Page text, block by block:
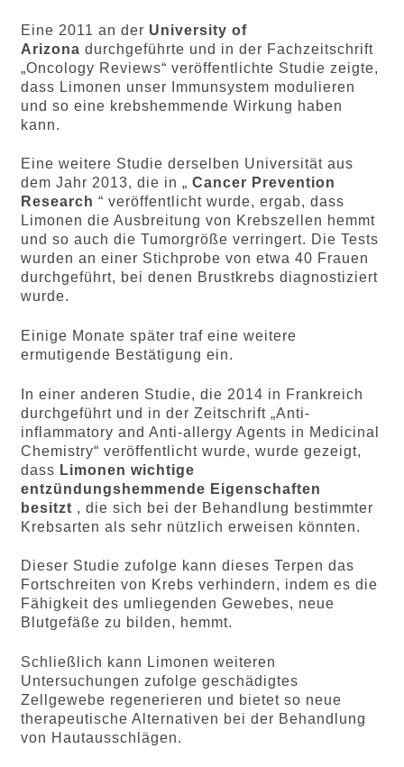
Eine 2011 an der University of
Arizona durchgeführte und in der Fachzeitschrift
„Oncology Reviews“ veröffentlichte Studie zeigte,
dass Limonen unser Immunsystem modulieren
und so eine krebshemmende Wirkung haben
kann.
Eine weitere Studie derselben Universität aus
dem Jahr 2013, die in „ Cancer Prevention
Research “ veröffentlicht wurde, ergab, dass
Limonen die Ausbreitung von Krebszellen hemmt
und so auch die Tumorgröße verringert. Die Tests
wurden an einer Stichprobe von etwa 40 Frauen
durchgeführt, bei denen Brustkrebs diagnostiziert
wurde.
Einige Monate später traf eine weitere
ermutigende Bestätigung ein.
In einer anderen Studie, die 2014 in Frankreich
durchgeführt und in der Zeitschrift „Anti-
inflammatory and Anti-allergy Agents in Medicinal
Chemistry“ veröffentlicht wurde, wurde gezeigt,
dass Limonen wichtige
entzündungshemmende Eigenschaften
besitzt , die sich bei der Behandlung bestimmter
Krebsarten als sehr nützlich erweisen könnten.
Dieser Studie zufolge kann dieses Terpen das
Fortschreiten von Krebs verhindern, indem es die
Fähigkeit des umliegenden Gewebes, neue
Blutgefäße zu bilden, hemmt.
Schließlich kann Limonen weiteren
Untersuchungen zufolge geschädigtes
Zellgewebe regenerieren und bietet so neue
therapeutische Alternativen bei der Behandlung
von Hautausschlägen.